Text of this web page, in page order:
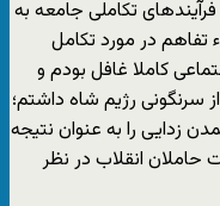
تکاملی جامعه به
تفاهم در مورد تکامل
کاملا غافل بودم و
سرنگونی رژیم شاه داشتم؛
زدایی را به عنوان نتیجه
حاملان انقلاب در نظر